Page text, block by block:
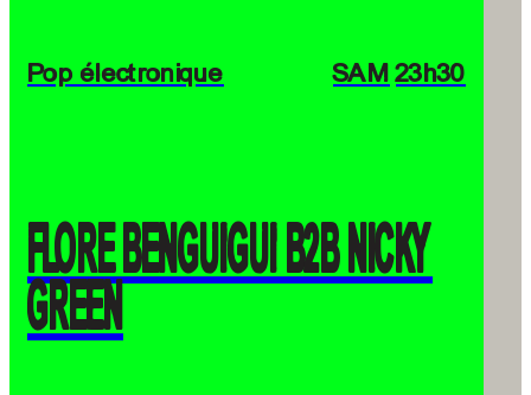
Pop électronique SAM 23h30
FLORE BENGUIGUI B2B NICKY
GREEN